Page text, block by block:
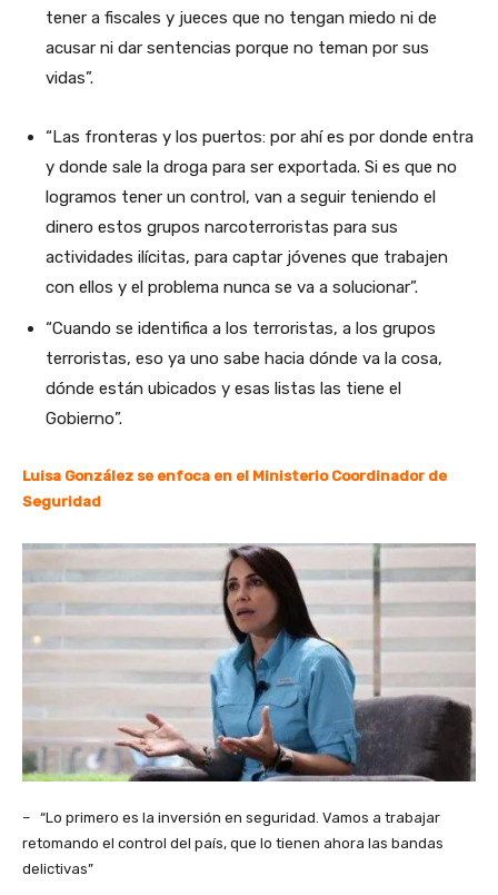
tener a fiscales y jueces que no tengan miedo ni de
acusar ni dar sentencias porque no teman por sus
vidas”.
“Las fronteras y los puertos: por ahí es por donde entra
y donde sale la droga para ser exportada. Si es que no
logramos tener un control, van a seguir teniendo el
dinero estos grupos narcoterroristas para sus
actividades ilícitas, para captar jóvenes que trabajen
con ellos y el problema nunca se va a solucionar”.
“Cuando se identifica a los terroristas, a los grupos
terroristas, eso ya uno sabe hacia dónde va la cosa,
dónde están ubicados y esas listas las tiene el
Gobierno”.
Luisa González se enfoca en el Ministerio Coordinador de
Seguridad
– “Lo primero es la inversión en seguridad. Vamos a trabajar
retomando el control del país, que lo tienen ahora las bandas
delictivas”